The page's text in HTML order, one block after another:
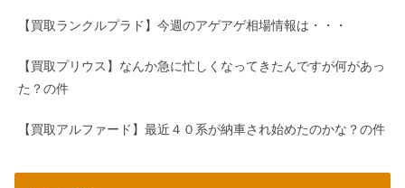
【買取ランクルプラド】今週のアゲアゲ相場情報は・・・
【買取プリウス】なんか急に忙しくなってきたんですが何があっ
た？の件
【買取アルファード】最近４０系が納車され始めたのかな？の件